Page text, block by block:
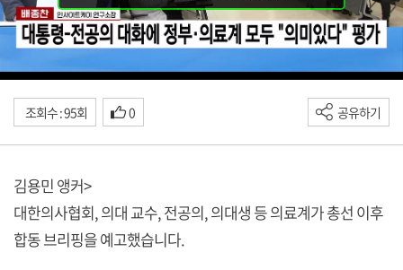
조회수 : 95회 0 공유하기
김용민 앵커>
대한의사협회, 의대 교수, 전공의, 의대생 등 의료계가 총선 이후
합동 브리핑을 예고했습니다.